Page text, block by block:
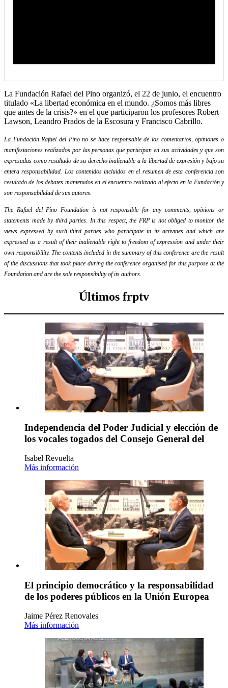
La Fundación Rafael del Pino organizó, el 22 de junio, el encuentro
titulado «La libertad económica en el mundo. ¿Somos más libres
que antes de la crisis?» en el que participaron los profesores Robert
Lawson, Leandro Prados de la Escosura y Francisco Cabrillo.
La Fundación Rafael del Pino no se hace responsable de los comentarios, opiniones o
manifestaciones realizados por las personas que participan en sus actividades y que son
expresadas como resultado de su derecho inalienable a la libertad de expresión y bajo su
entera responsabilidad. Los contenidos incluidos en el resumen de esta conferencia son
resultado de los debates mantenidos en el encuentro realizado al efecto en la Fundación y
son responsabilidad de sus autores.
The Rafael del Pino Foundation is not responsible for any comments, opinions or
statements made by third parties. In this respect, the FRP is not obliged to monitor the
views expressed by such third parties who participate in its activities and which are
expressed as a result of their inalienable right to freedom of expression and under their
own responsibility. The contents included in the summary of this conference are the result
of the discussions that took place during the conference organised for this purpose at the
Foundation and are the sole responsibility of its authors.
Últimos frptv
Independencia del Poder Judicial y elección de
los vocales togados del Consejo General del
Isabel Revuelta
Más información
El principio democrático y la responsabilidad
de los poderes públicos en la Unión Europea
Jaime Pérez Renovales
Más información